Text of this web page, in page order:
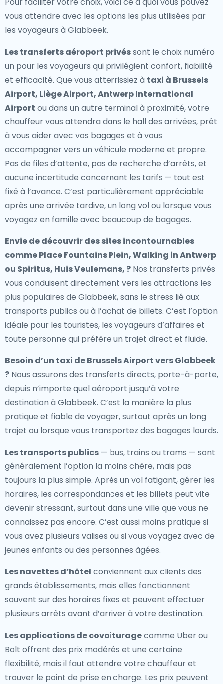
vous attendre avec les options les plus utilisées par
les voyageurs à Glabbeek.
Les transferts aéroport privéssont le choix numéro
un pour les voyageurs qui privilégient confort, fiabilité
et efficacité. Que vous atterrissiez à taxi à Brussels
Airport, Liège Airport, Antwerp International
Airport ou dans un autre terminal à proximité, votre
chauffeur vous attendra dans le hall des arrivées, prêt
à vous aider avec vos bagages et à vous
accompagner vers un véhicule moderne et propre.
Pas de files d’attente, pas de recherche d’arrêts, et
aucune incertitude concernant les tarifs — tout est
fixé à l’avance. C’est particulièrement appréciable
après une arrivée tardive, un long vol ou lorsque vous
voyagez en famille avec beaucoup de bagages.
Envie de découvrir des sites incontournables
comme Place Fountains Plein, Walking in Antwerp
ou Spiritus, Huis Veulemans, ? Nos transferts privés
vous conduisent directement vers les attractions les
plus populaires de Glabbeek, sans le stress lié aux
transports publics ou à l’achat de billets. C’est l’option
idéale pour les touristes, les voyageurs d’affaires et
toute personne qui préfère un trajet direct et fluide.
Besoin d’un taxi de Brussels Airport vers Glabbeek
? Nous assurons des transferts directs, porte-à-porte,
depuis n’importe quel aéroport jusqu’à votre
destination à Glabbeek. C’est la manière la plus
pratique et fiable de voyager, surtout après un long
trajet ou lorsque vous transportez des bagages lourds.
Les transports publics — bus, trains ou trams — sont
généralement l’option la moins chère, mais pas
toujours la plus simple. Après un vol fatigant, gérer les
horaires, les correspondances et les billets peut vite
devenir stressant, surtout dans une ville que vous ne
connaissez pas encore. C’est aussi moins pratique si
vous avez plusieurs valises ou si vous voyagez avec de
jeunes enfants ou des personnes âgées.
Les navettes d’hôtel conviennent aux clients des
grands établissements, mais elles fonctionnent
souvent sur des horaires fixes et peuvent effectuer
plusieurs arrêts avant d’arriver à votre destination.
Les applications de covoituragecomme Uber ou
Bolt offrent des prix modérés et une certaine
flexibilité, mais il faut attendre votre chauffeur et
trouver le point de prise en charge. Les prix peuvent